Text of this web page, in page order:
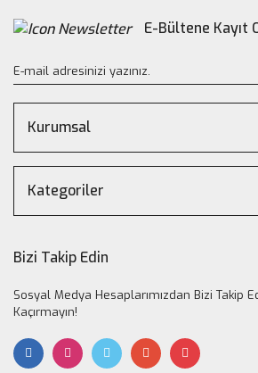
E-Bültene Kayıt
Kurumsal
Kategoriler
Bizi Takip Edin
Sosyal Medya Hesaplarımızdan Bizi Takip
Kaçırmayın!